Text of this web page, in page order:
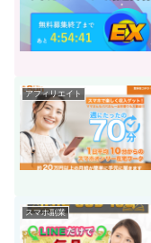
アフィリエイト
スマホ副業